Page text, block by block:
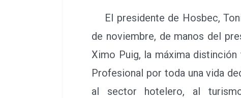
El presidente de Hosbec,
de noviembre, de manos del
Ximo Puig, la máxima
Profesional por toda una vida
al sector hotelero, al